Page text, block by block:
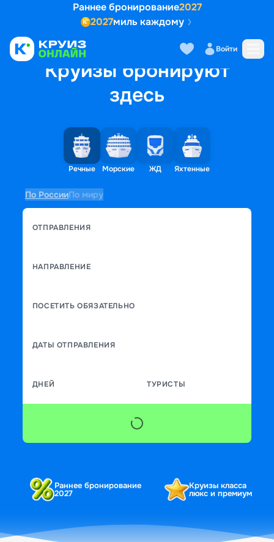
Раннее бронирование2027
2027миль каждому
Войти
Круизы бронируют
здесь
Речные Морские ЖД Яхтенные
По РоссииПо миру
ОТПРАВЛЕНИЯ
НАПРАВЛЕНИЕ
ПОСЕТИТЬ ОБЯЗАТЕЛЬНО
ДАТЫ ОТПРАВЛЕНИЯ
ДНЕЙ ТУРИСТЫ
Раннее бронирование
2027
Круизы класса
люкс и премиум